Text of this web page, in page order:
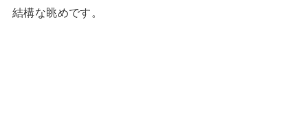
結構な眺めです。